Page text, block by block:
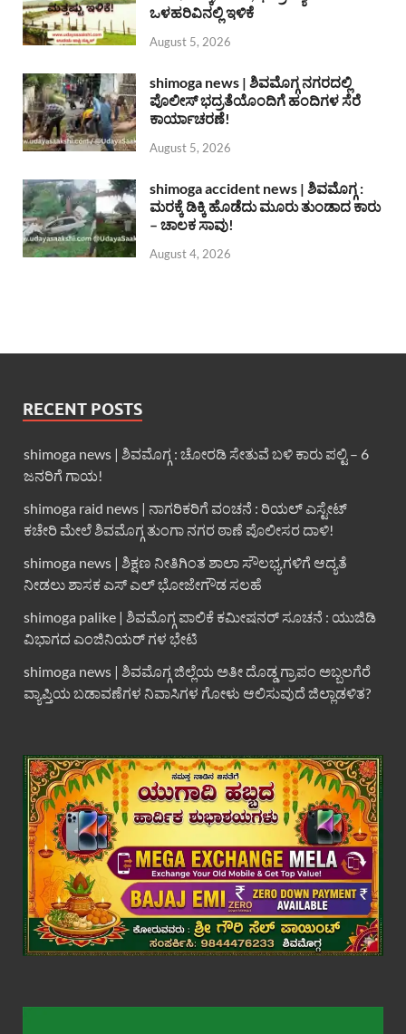
ಒಳಹರಿವಿನಲ್ಲಿ ಇಳಿಕೆ
August 5, 2026
shimoga news | ಶಿವಮೊಗ್ಗ ನಗರದಲ್ಲಿ
ಪೊಲೀಸ್ ಭದ್ರತೆಯೊಂದಿಗೆ ಹಂದಿಗಳ ಸೆರೆ
ಕಾರ್ಯಾಚರಣೆ!
August 5, 2026
shimoga accident news | ಶಿವಮೊಗ್ಗ :
ಮರಕ್ಕೆ ಡಿಕ್ಕಿ ಹೊಡೆದು ಮೂರು ತುಂಡಾದ ಕಾರು
– ಚಾಲಕ ಸಾವು!
August 4, 2026
RECENT POSTS
shimoga news | ಶಿವಮೊಗ್ಗ : ಚೋರಡಿ ಸೇತುವೆ ಬಳಿ ಕಾರು ಪಲ್ಟಿ – 6
ಜನರಿಗೆ ಗಾಯ!
shimoga raid news | ನಾಗರಿಕರಿಗೆ ವಂಚನೆ : ರಿಯಲ್ ಎಸ್ಟೇಟ್
ಕಚೇರಿ ಮೇಲೆ ಶಿವಮೊಗ್ಗ ತುಂಗಾ ನಗರ ಠಾಣೆ ಪೊಲೀಸರ ದಾಳಿ!
shimoga news | ಶಿಕ್ಷಣ ನೀತಿಗಿಂತ ಶಾಲಾ ಸೌಲಭ್ಯಗಳಿಗೆ ಆದ್ಯತೆ
ನೀಡಲು ಶಾಸಕ ಎಸ್ ಎಲ್ ಭೋಜೇಗೌಡ ಸಲಹೆ
shimoga palike | ಶಿವಮೊಗ್ಗ ಪಾಲಿಕೆ ಕಮೀಷನರ್ ಸೂಚನೆ : ಯುಜಿಡಿ
ವಿಭಾಗದ ಎಂಜಿನಿಯರ್ ಗಳ ಭೇಟಿ
shimoga news | ಶಿವಮೊಗ್ಗ ಜಿಲ್ಲೆಯ ಅತೀ ದೊಡ್ಡ ಗ್ರಾಪಂ ಅಬ್ಬಲಗೆರೆ
ವ್ಯಾಪ್ತಿಯ ಬಡಾವಣೆಗಳ ನಿವಾಸಿಗಳ ಗೋಳು ಆಲಿಸುವುದೆ ಜಿಲ್ಲಾಡಳಿತ?